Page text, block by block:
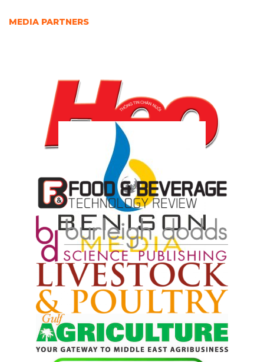
MEDIA PARTNERS